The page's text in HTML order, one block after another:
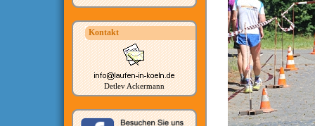
Kontakt
Detlev Ackermann